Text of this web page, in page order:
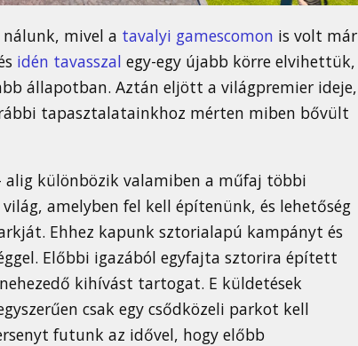
mivel a tavalyi gamescomon is volt már
idén tavasszal egy-egy újabb körre elvihettük,
állapotban. Aztán eljött a világpremier ideje,
tapasztalatainkhoz mérten miben bővült
alig különbözik valamiben a műfaj többi
amelyben fel kell építenünk, és lehetőség
Ehhez kapunk sztorialapú kampányt és
Előbbi igazából egyfajta sztorira épített
kihívást tartogat. E küldetések
csak egy csődközeli parkot kell
futunk az idővel, hogy előbb